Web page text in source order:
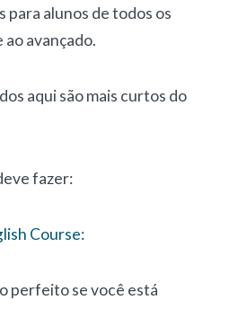
para alunos de todos os
avançado.
aqui são mais curtos do
fazer:
Course:
perfeito se você está